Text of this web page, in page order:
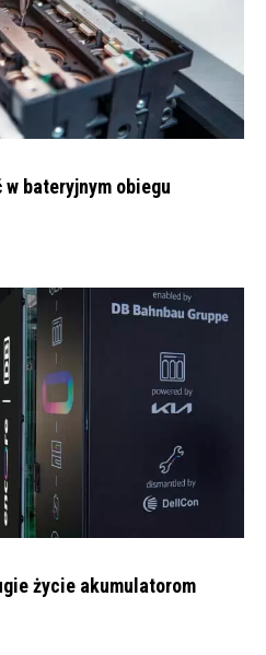
w bateryjnym obiegu
życie akumulatorom